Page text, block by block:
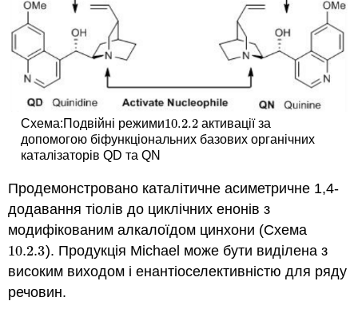
Схема:Подвійні режими10.2.2
10.2.2 активації за
допомогою біфункціональних базових органічних
каталізаторів QD та QN
Продемонстровано каталітичне асиметричне 1,4-
додавання тіолів до циклічних енонів з
модифікованим алкалоїдом цинхони (Схема
10.2.3
10.2.3). Продукція Michael може бути виділена з
високим виходом і енантіоселективністю для ряду
речовин.